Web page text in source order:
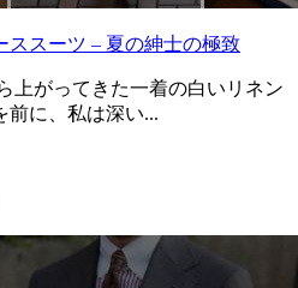
ススーツ – 夏の紳士の極致
上がってきた一着の白いリネン
前に、私は深い...